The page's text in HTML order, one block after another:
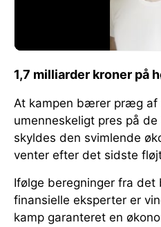
1,7 milliarder kroner på
At kampen bærer præg
umenneskeligt pres på
skyldes den svimlende
venter efter det sidste
Ifølge beregninger fra det
finansielle eksperter er
kamp garanteret en